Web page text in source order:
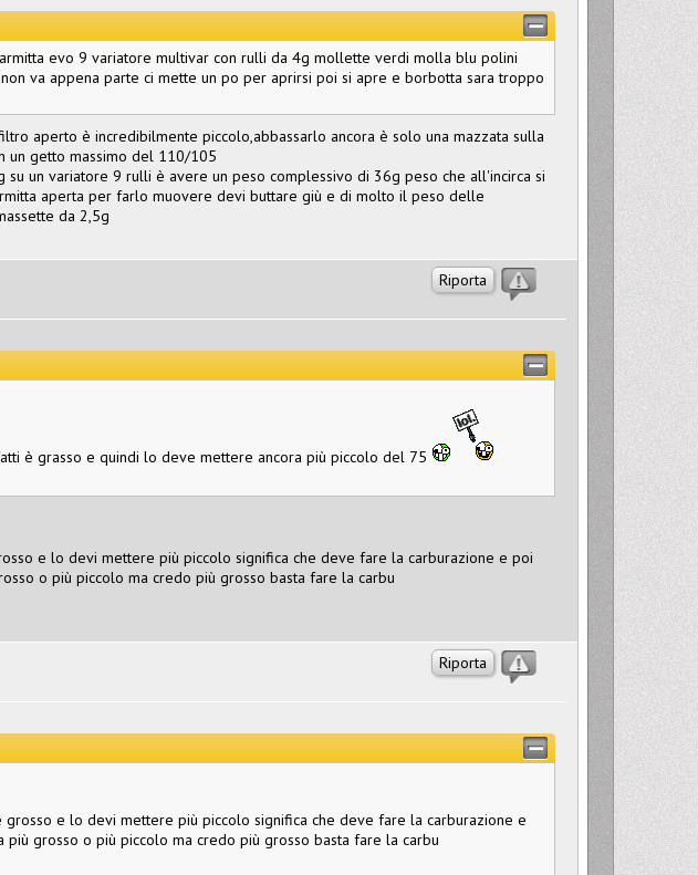
evo 9 variatore multivar con rulli da 4g mollette verdi molla blu polini
va appena parte ci mette un po per aprirsi poi si apre e borbotta sara troppo
aperto è incredibilmente piccolo,abbassarlo ancora è solo una mazzata sulla
un getto massimo del 110/105
un variatore 9 rulli è avere un peso complessivo di 36g peso che all'incirca si
aperta per farlo muovere devi buttare giù e di molto il peso delle
da 2,5g
Riporta
è grasso e quindi lo deve mettere ancora più piccolo del 75
e lo devi mettere più piccolo significa che deve fare la carburazione e poi
o più piccolo ma credo più grosso basta fare la carbu
Riporta
grosso e lo devi mettere più piccolo significa che deve fare la carburazione e
grosso o più piccolo ma credo più grosso basta fare la carbu